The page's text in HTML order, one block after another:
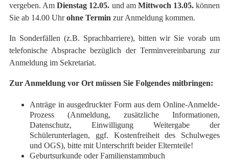
vergeben. AmDienstag 12.05. und am Mittwoch 13.05. können
Sie ab 14.00 Uhrohne Termin zur Anmeldung kommen.
In Sonderfällen (z.B. Sprachbarriere), bitten wir Sie vorab um
telefonische Absprache bezüglich der Terminvereinbarung zur
Anmeldung im Sekretariat.
Zur Anmeldung vor Ort müssen Sie Folgendes mitbringen:
Anträge in ausgedruckter Form aus dem Online-Anmelde-
Prozess (Anmeldung, zusätzliche Informationen,
Datenschutz, Einwilligung Weitergabe der
Schülerunterlagen, ggf. Kostenfreiheit des Schulweges
und OGS), bitte mit Unterschrift beider Elternteile!
Geburtsurkunde oder Familienstammbuch